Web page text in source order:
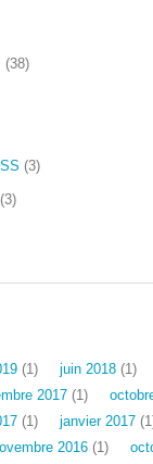
(38)
(3)
(3)
(1) juin 2018 (1)
2017 (1)
(1) janvier 2017
2016 (1)